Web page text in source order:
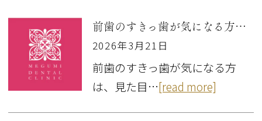
前歯のすきっ歯が気になる方に🦷✨
2026年3月21日
前歯のすきっ歯が気になる方
は、見た目…[read more]